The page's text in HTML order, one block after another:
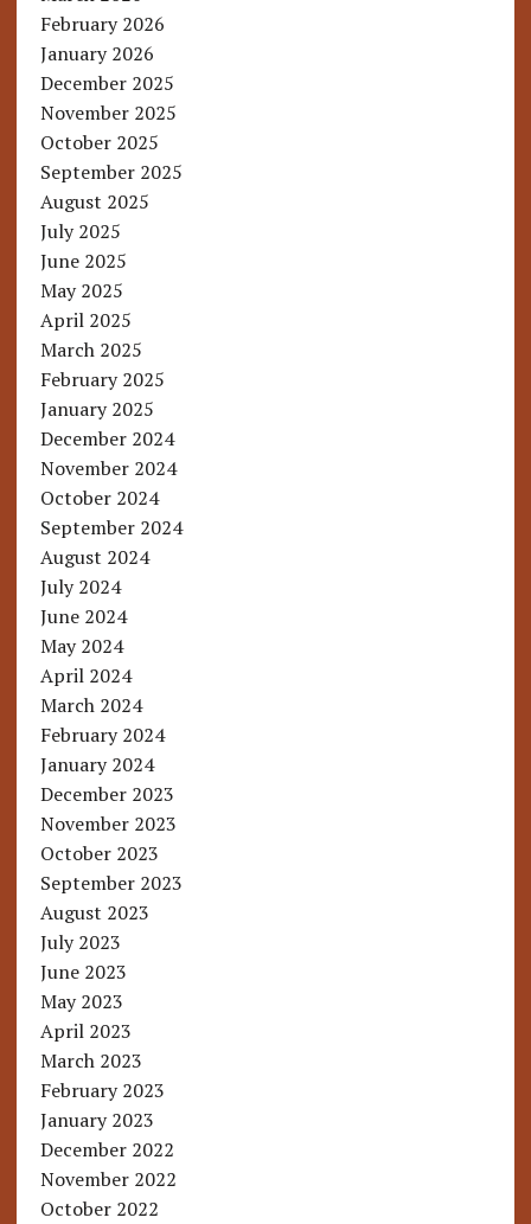
February 2026
January 2026
December 2025
November 2025
October 2025
September 2025
August 2025
July 2025
June 2025
May 2025
April 2025
March 2025
February 2025
January 2025
December 2024
November 2024
October 2024
September 2024
August 2024
July 2024
June 2024
May 2024
April 2024
March 2024
February 2024
January 2024
December 2023
November 2023
October 2023
September 2023
August 2023
July 2023
June 2023
May 2023
April 2023
March 2023
February 2023
January 2023
December 2022
November 2022
October 2022